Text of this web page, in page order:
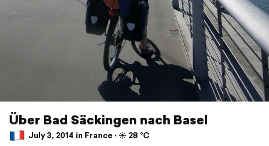
Über Bad Säckingen nach Basel
July 3, 2014 in France ⋅ ☀️ 28 °C